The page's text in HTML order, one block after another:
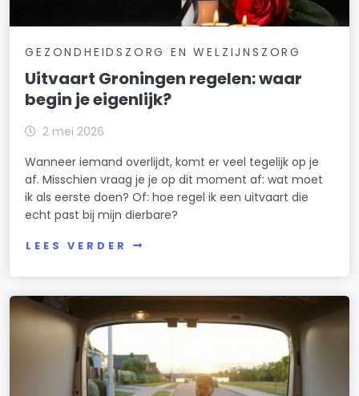
GEZONDHEIDSZORG EN WELZIJNSZORG
Uitvaart Groningen regelen: waar
begin je eigenlijk?
2 mei 2026
Wanneer iemand overlijdt, komt er veel tegelijk op je
af. Misschien vraag je je op dit moment af: wat moet
ik als eerste doen? Of: hoe regel ik een uitvaart die
echt past bij mijn dierbare?
LEES VERDER